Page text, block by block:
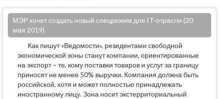
МЭР хочет создать новый спецрежим для IT-отрасли (20
мая 2019)
Как пишут «Ведомости», резидентами свободной
экономической зоны станут компании, ориентированные
на экспорт – те, кому поставки товаров и услуг за границу
приносят не менее 50% выручки. Компания должна быть
российской, хотя и может полностью принадлежать
иностранному лицу. Зона носит экстерриториальный